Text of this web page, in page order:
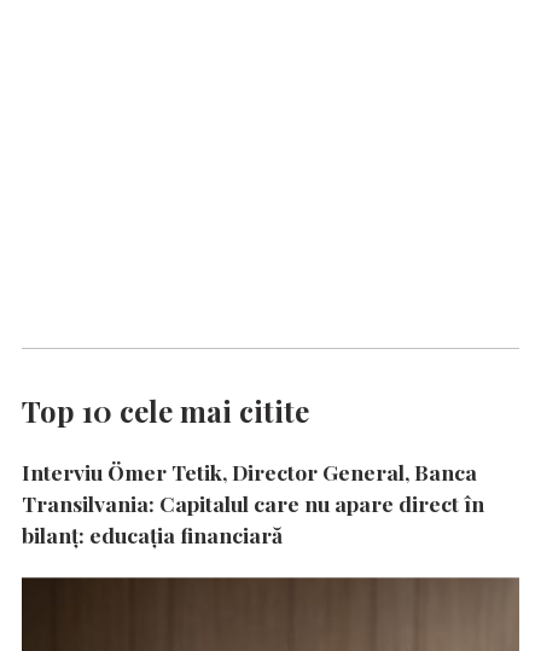
Top 10 cele mai citite
Interviu Ömer Tetik, Director General, Banca
Transilvania: Capitalul care nu apare direct în
bilanț: educația financiară